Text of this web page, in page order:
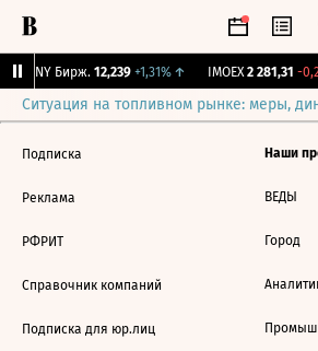
CNY Бирж. 12,239 +1,31%↑ IMOEX 2 281,31 -
Ситуация на топливном рынке: меры,
Подписка
Реклама
РФРИТ
Справочник компаний
Подписка для юр.лиц
Наши
ВЕДЫ
Город